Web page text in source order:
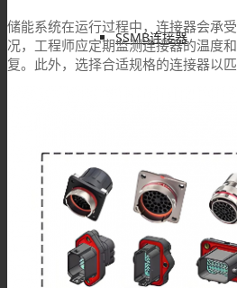
SSMB连接器
DIN连接器
储能系统在运行过程中，连接器会承
况，工程师应定期监测连接器的温度
复。此外，选择合适规格的连接器以